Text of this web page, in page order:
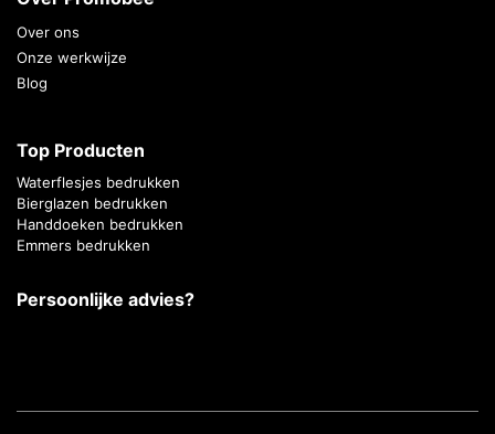
Over ons
Onze werkwijze
Blog
Top Producten
Waterflesjes bedrukken
Bierglazen bedrukken
Handdoeken bedrukken
Emmers bedrukken
Persoonlijke advies?